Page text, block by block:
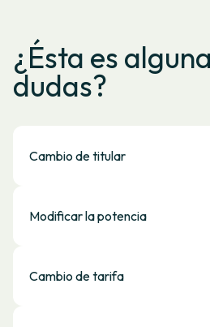
¿Ésta es
dudas?
Cambio de titular
Modificar la potencia
Cambio de tarifa